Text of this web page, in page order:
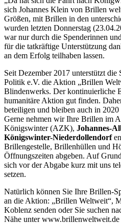
sich Johannes Klein von Brillen
Größen, mit Brillen in den
wurden letzten Donnerstag
war nur durch die Spenderinnen
für die tatkräftige Unterstützung
an dem Erfolg teilhaben lassen.
Seit Dezember 2017 unterstützt
Politik e.V. die Aktion „Brillen
Blindenwerks. Der kontinuierliche
humanitäre Aktion gut finden.
beteiligen und bleiben auch in
Gerne nehmen wir Ihre Brillen im
Königswinter (AZK), Johannes-
Königswinter-Niederdollendorf
Brillengestelle, Brillenhüllen und
Öffnungszeiten abgeben. Auf
sich vor der Abgabe kurz mit uns
setzen.
Natürlich können Sie Ihre Brillen-
an die Aktion: „Brillen Weltweit“,
Koblenz senden oder Sie suchen
Nähe unter www.brillenweltweit.de